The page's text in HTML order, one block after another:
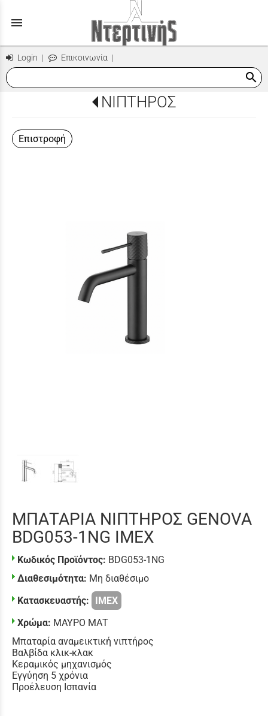
menu
Login | Επικοινωνία |
search
ΝΙΠΤΗΡΟΣ
Επιστροφή
ΜΠΑΤΑΡΙΑ ΝΙΠΤΗΡΟΣ GENOVA
BDG053-1NG IMEX
Κωδικός Προϊόντος: BDG053-1NG
Διαθεσιμότητα: Μη διαθέσιμο
Κατασκευαστής:
IMEX
Χρώμα: ΜΑΥΡΟ ΜΑΤ
Μπαταρία αναμεικτική νιπτήρος
Βαλβίδα κλικ-κλακ
Κεραμικός μηχανισμός
Εγγύηση 5 χρόνια
Προέλευση Ισπανία